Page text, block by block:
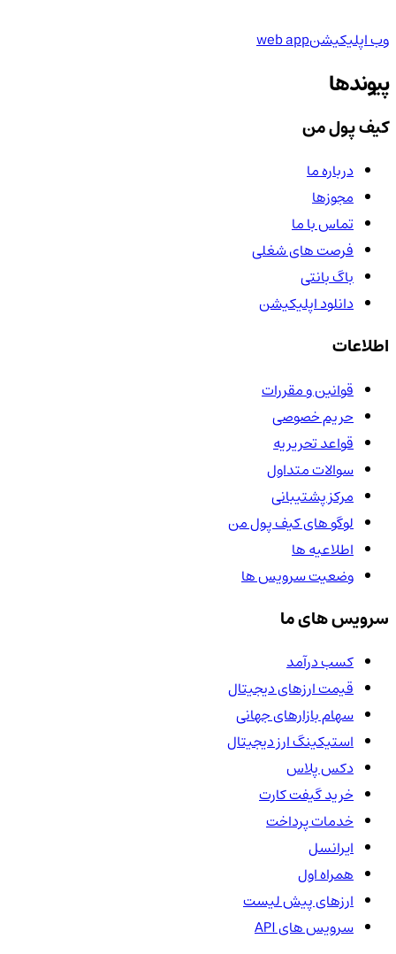
وب اپلیکیشنweb app
پیوندها
کیف پول من
درباره ما
مجوزها
تماس با ما
فرصت های شغلی
باگ بانتی
دانلود اپلیکیشن
اطلاعات
قوانین و مقررات
حریم خصوصی
قواعد تحریریه
سوالات متداول
مرکز پشتیبانی
لوگو های کیف پول من
اطلاعیه ها
وضعیت سرویس ها
سرویس های ما
کسب درآمد
قیمت ارزهای دیجیتال
سهام بازارهای جهانی
استیکینگ ارز دیجیتال
دکس پلاس
خرید گیفت کارت
خدمات پرداخت
ایرانسل
همراه اول
ارزهای پیش لیست
سرویس های API